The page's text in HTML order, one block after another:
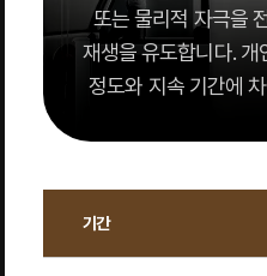
또는 물리적 자극을
재생을 유도합니다. 개
정도와 지속 기간에
기간